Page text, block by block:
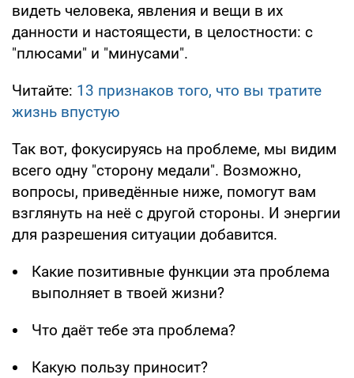
видеть человека, явления и вещи в их
данности и настоящести, в целостности: с
"плюсами" и "минусами".
Читайте: 13 признаков того, что вы тратите
жизнь впустую
Так вот, фокусируясь на проблеме, мы видим
всего одну "сторону медали". Возможно,
вопросы, приведённые ниже, помогут вам
взглянуть на неё с другой стороны. И энергии
для разрешения ситуации добавится.
Какие позитивные функции эта проблема
выполняет в твоей жизни?
Что даёт тебе эта проблема?
Какую пользу приносит?